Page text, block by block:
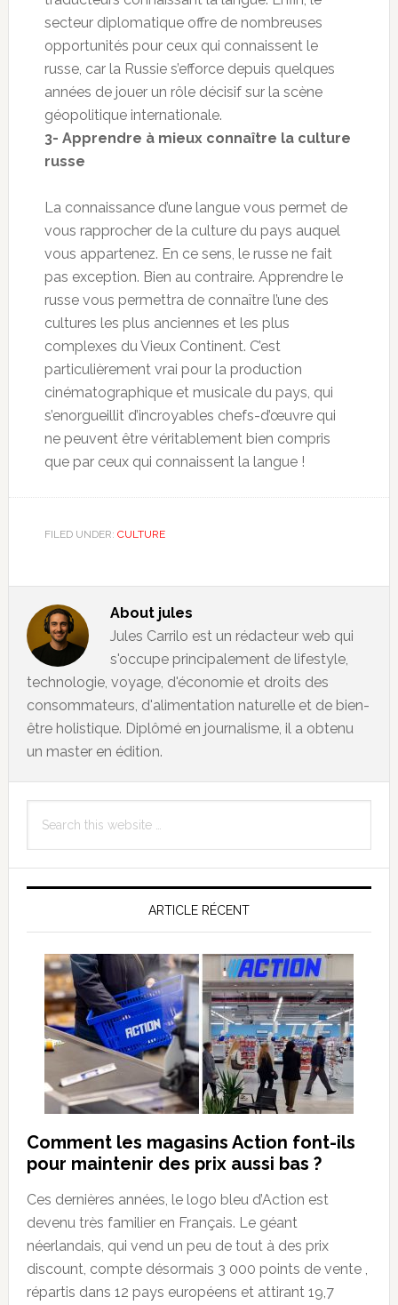
secteur diplomatique offre de nombreuses
opportunités pour ceux qui connaissent le
russe, car la Russie s’efforce depuis quelques
années de jouer un rôle décisif sur la scène
géopolitique internationale.
3- Apprendre à mieux connaître la culture
russe
La connaissance d’une langue vous permet de
vous rapprocher de la culture du pays auquel
vous appartenez. En ce sens, le russe ne fait
pas exception. Bien au contraire. Apprendre le
russe vous permettra de connaître l’une des
cultures les plus anciennes et les plus
complexes du Vieux Continent. C’est
particulièrement vrai pour la production
cinématographique et musicale du pays, qui
s’enorgueillit d’incroyables chefs-d’œuvre qui
ne peuvent être véritablement bien compris
que par ceux qui connaissent la langue !
FILED UNDER: CULTURE
About jules
Jules Carrilo est un rédacteur web qui
s'occupe principalement de lifestyle,
technologie, voyage, d'économie et droits des
consommateurs, d'alimentation naturelle et de bien-
être holistique. Diplômé en journalisme, il a obtenu
un master en édition.
Primary
Sidebar
this
ARTICLE RÉCENT
Comment les magasins Action font-ils
pour maintenir des prix aussi bas ?
Ces dernières années, le logo bleu d’Action est
devenu très familier en Français. Le géant
néerlandais, qui vend un peu de tout à des prix
discount, compte désormais 3 000 points de vente ,
répartis dans 12 pays européens et attirant 19,7